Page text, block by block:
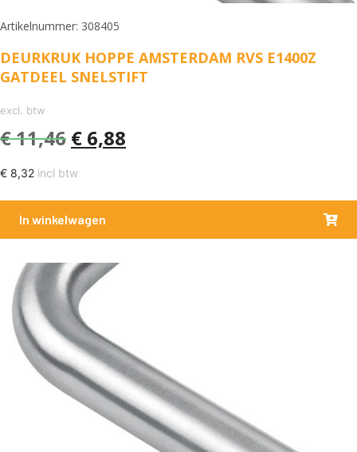
Artikelnummer: 308405
DEURKRUK HOPPE AMSTERDAM RVS E1400Z
GATDEEL SNELSTIFT
excl. btw
€11,46 € 6,88
€ 8,32 incl btw
In winkelwagen